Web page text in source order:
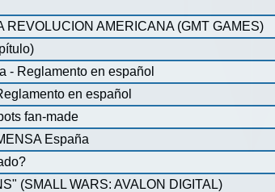
AMERICANA (GMT GAMES)
- Reglamento en español
en español
fan-made
España
(SMALL WARS: AVALON DIGITAL)